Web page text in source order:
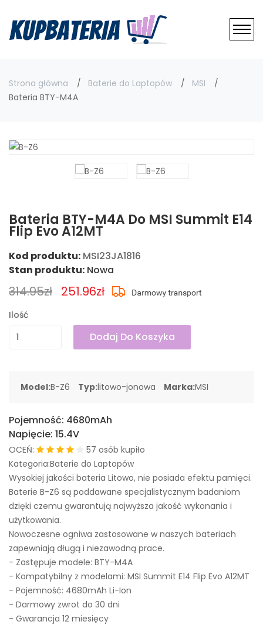
Strona główna Baterie do Laptopów
MSI
Bateria BTY-M4A
Bateria BTY-M4A Do MSI Summit E14
Flip Evo A12MT
Kod produktu: MSI23JA1816
Stan produktu: Nowa
314.95zł 251.96zł
Ilość
Dodaj Do Koszyka
Model:B-Z6 Typ:litowo-jonowa Marka:MSI
Pojemność: 4680mAh
Napięcie: 15.4V
OCEŃ:
57 osób kupiło
Kategoria:Baterie do Laptopów
Wysokiej jakości bateria Litowo, nie posiada efektu pamięci.
Baterie B-Z6 są poddawane specjalistycznym badaniom
dzięki czemu gwarantują najwyższa jakość wykonania i
użytkowania.
Nowoczesne ogniwa zastosowane w naszych bateriach
zapewniają długą i niezawodną prace.
- Zastępuje modele: BTY-M4A
- Kompatybilny z modelami: MSI Summit E14 Flip Evo A12MT
- Pojemność: 4680mAh Li-Ion
- Darmowy zwrot do 30 dni
- Gwarancja 12 miesięcy